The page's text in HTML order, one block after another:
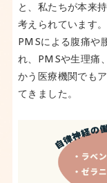
と、私たちが本来
考えられています。
PMSによる腹痛や
れ、PMSや生理痛
かう医療機関でも
てきました。